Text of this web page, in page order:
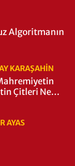
Algoritmanın
KARAŞAHİN
Çitleri Ne
AYAS